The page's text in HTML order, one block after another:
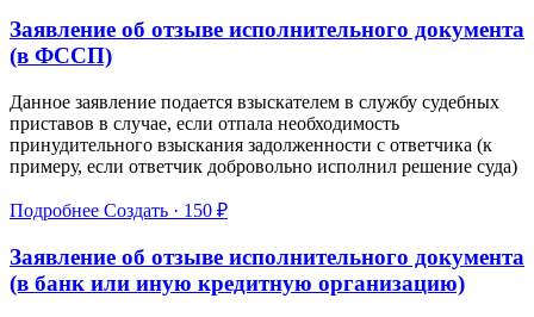
Заявление об отзыве исполнительного документа
(в ФССП)
Данное заявление подается взыскателем в службу судебных
приставов в случае, если отпала необходимость
принудительного взыскания задолженности с ответчика (к
примеру, если ответчик добровольно исполнил решение суда)
Подробнее Создать · 150 ₽
Заявление об отзыве исполнительного документа
(в банк или иную кредитную организацию)